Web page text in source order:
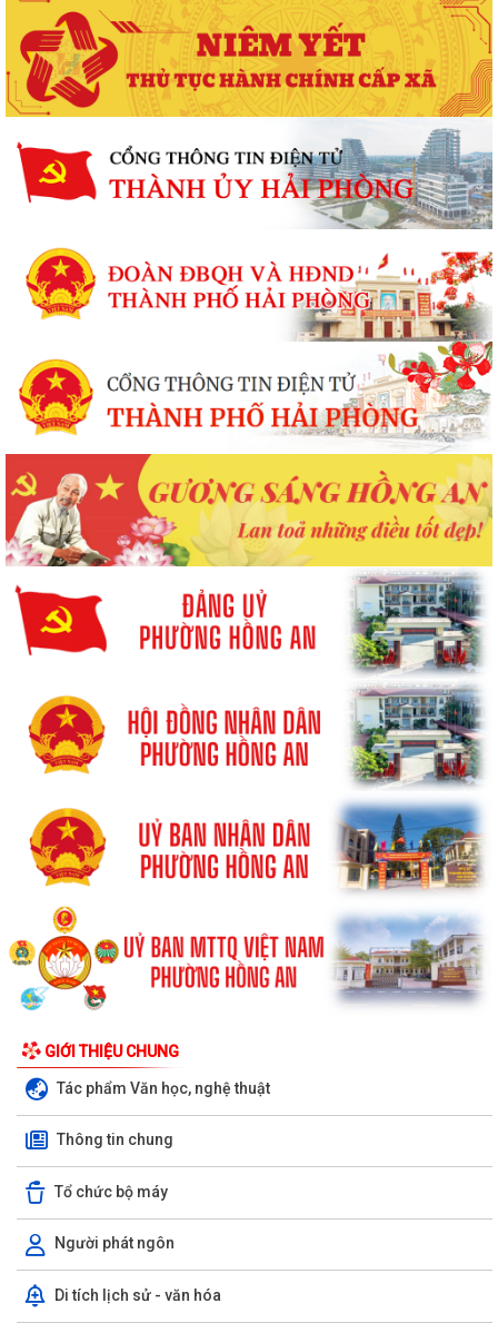
GIỚI THIỆU CHUNG
Tác phẩm Văn học, nghệ thuật
Thông tin chung
Tổ chức bộ máy
Người phát ngôn
Di tích lịch sử - văn hóa